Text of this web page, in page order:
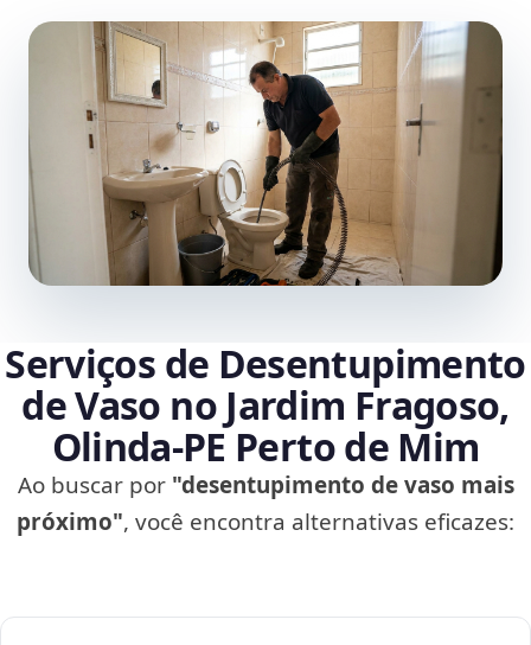
Serviços de Desentupimento
de Vaso no Jardim Fragoso,
Olinda‑PE Perto de Mim
Ao buscar por "desentupimento de vaso mais
próximo", você encontra alternativas eficazes: